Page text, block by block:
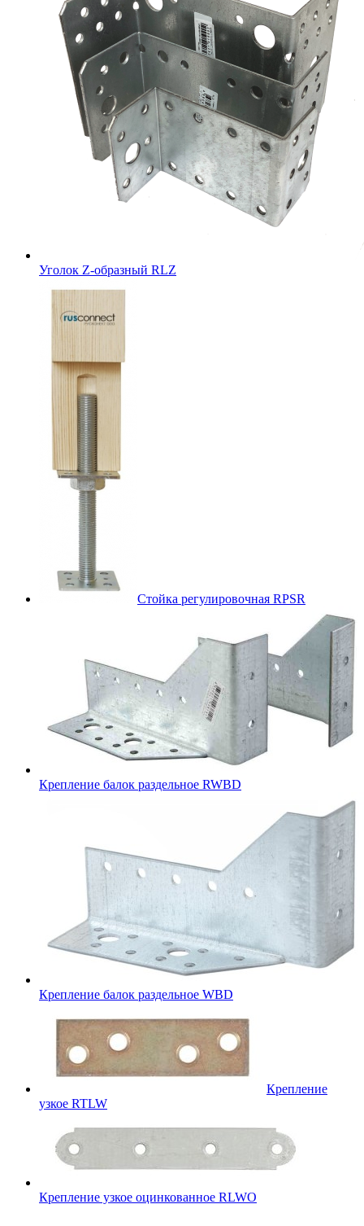
Уголок Z-образный RLZ
Стойка регулировочная RPSR
Крепление балок раздельное RWBD
Крепление балок раздельное WBD
Крепление
узкое RTLW
Крепление узкое оцинкованное RLWO